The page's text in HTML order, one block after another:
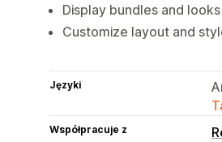
Display bundles and
Customize layout and
Języki
Współpracuje z